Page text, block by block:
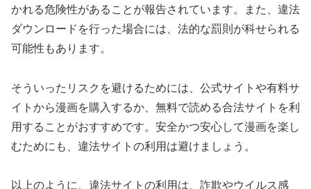
かれる危険性があることが報告されています。また、違法
ダウンロードを行った場合には、法的な罰則が科せられる
可能性もあります。
そういったリスクを避けるためには、公式サイトや有料サ
イトから漫画を購入するか、無料で読める合法サイトを利
用することがおすすめです。安全かつ安心して漫画を楽し
むためにも、違法サイトの利用は避けましょう。
以上のように、違法サイトの利用は、詐欺やウイルス感